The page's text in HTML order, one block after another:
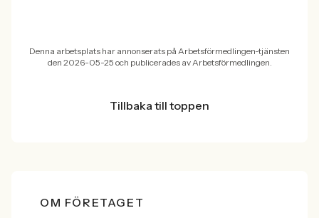
Denna arbetsplats har annonserats på Arbetsförmedlingen-tjänsten
den 2026-05-25 och publicerades av Arbetsförmedlingen.
Tillbaka till toppen
OM FÖRETAGET